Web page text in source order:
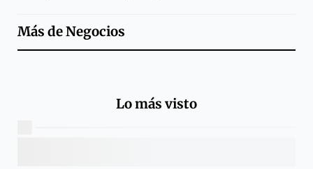
Más deNegocios
Lo más visto